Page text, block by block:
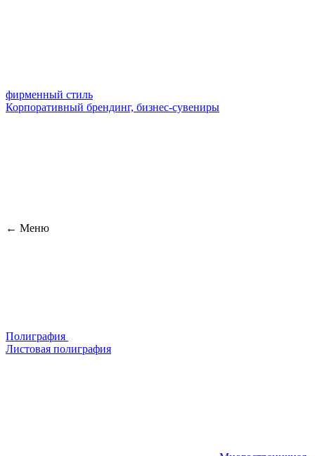
фирменный стиль
Корпоративный брендинг, бизнес-сувениры
← Меню
Полиграфия
Листовая полиграфия